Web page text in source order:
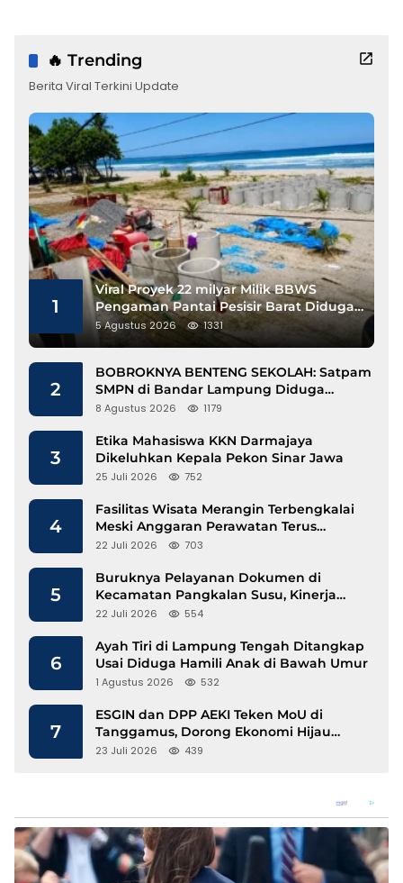
🔥 Trending
Berita Viral Terkini Update
1
Viral Proyek 22 milyar Milik BBWS
Pengaman Pantai Pesisir Barat Diduga
Gunakan Besi Banci
5 Agustus 2026 1331
2
BOBROKNYA BENTENG SEKOLAH: Satpam
SMPN di Bandar Lampung Diduga
Lecehkan Siswi
8 Agustus 2026 1179
3
Etika Mahasiswa KKN Darmajaya
Dikeluhkan Kepala Pekon Sinar Jawa
25 Juli 2026 752
4
Fasilitas Wisata Merangin Terbengkalai
Meski Anggaran Perawatan Terus
Mengalir
22 Juli 2026 703
5
Buruknya Pelayanan Dokumen di
Kecamatan Pangkalan Susu, Kinerja
Disdukcapil Langkat Disorot
22 Juli 2026 554
6
Ayah Tiri di Lampung Tengah Ditangkap
Usai Diduga Hamili Anak di Bawah Umur
1 Agustus 2026 532
7
ESGIN dan DPP AEKI Teken MoU di
Tanggamus, Dorong Ekonomi Hijau
Berbasis Kopi dan Perdagangan Karbon
23 Juli 2026 439